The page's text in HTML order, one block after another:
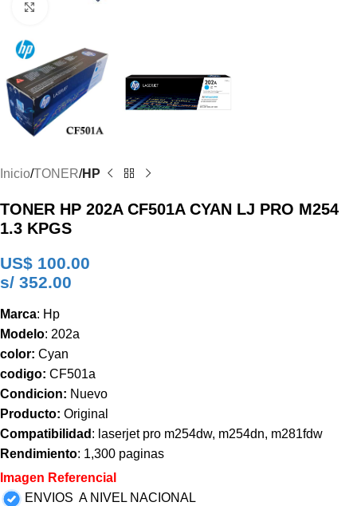
Clic para ampliar
Inicio TONER HP
TONER HP 202A CF501A CYAN LJ PRO M254
1.3 KPGS
US$ 100.00
s/ 352.00
Marca: Hp
Modelo: 202a
color: Cyan
codigo: CF501a
Condicion: Nuevo
Producto: Original
Compatibilidad : laserjet pro m254dw, m254dn, m281fdw
Rendimiento: 1,300 paginas
Imagen Referencial
ENVIOS A NIVEL NACIONAL